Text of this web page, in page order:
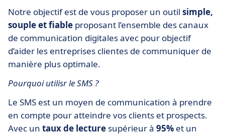
Notre objectif est de vous proposer un outil simple,
souple et fiable proposant l’ensemble des canaux
de communication digitales avec pour objectif
d’aider les entreprises clientes de communiquer de
manière plus optimale.
Pourquoi utilisr le SMS ?
Le SMS est un moyen de communication à prendre
en compte pour atteindre vos clients et prospects.
Avec un tauxde lecture supérieur à 95% et un